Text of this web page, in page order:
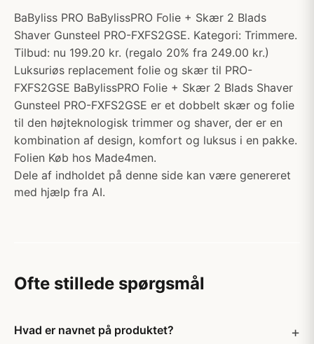
BaByliss PRO BaBylissPRO Folie + Skær 2 Blads
Shaver Gunsteel PRO-FXFS2GSE. Kategori: Trimmere.
Tilbud: nu 199.20 kr. (regalo 20% fra 249.00 kr.)
Luksuriøs replacement folie og skær til PRO-
FXFS2GSE BaBylissPRO Folie + Skær 2 Blads Shaver
Gunsteel PRO-FXFS2GSE er et dobbelt skær og folie
til den højteknologisk trimmer og shaver, der er en
kombination af design, komfort og luksus i en pakke.
Folien Køb hos Made4men.
Dele af indholdet på denne side kan være genereret
med hjælp fra AI.
Ofte stillede spørgsmål
Hvad er navnet på produktet?